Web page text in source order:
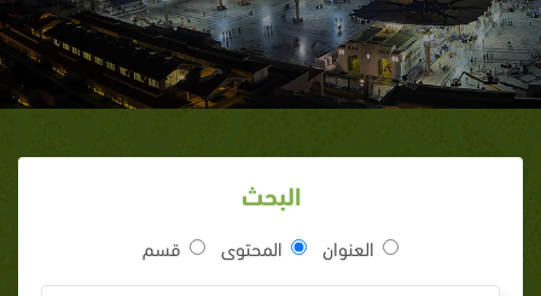
البحث
العنوان المحتوى قسم